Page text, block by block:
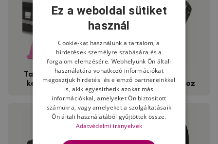
Tartók, állványok,
kerékpártáskák
Lanyardok a
pisztolytáskákhoz
Ez a weboldal sütiket
használ
Cookie-kat használunk a tartalom, a
hirdetések személyre szabására és a
forgalom elemzésére. Webhelyünk Ön általi
használatára vonatkozó információkat
megosztjuk hirdetési és elemző partnereinkkel
is, akik egyesíthetik azokat más
információkkal, amelyeket Ön biztosított
számukra, vagy amelyeket a szolgáltatásaik
Ön általi használatából gyűjtöttek össze.
Adatvédelmi irányelvek